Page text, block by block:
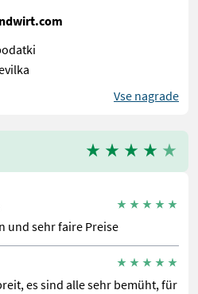
Vse nagrade
und sehr faire Preise
es sind alle sehr bemüht, für